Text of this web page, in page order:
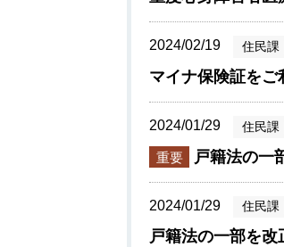
2024/02/19 住民課
マイナ保険証をご
2024/01/29 住民課
重要 戸籍法の一
2024/01/29 住民課
戸籍法の一部を改